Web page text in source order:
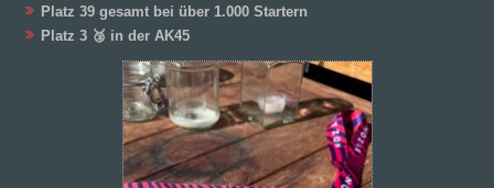
Platz 39 gesamt bei über 1.000 Startern
Platz 3 🥉 in der AK45